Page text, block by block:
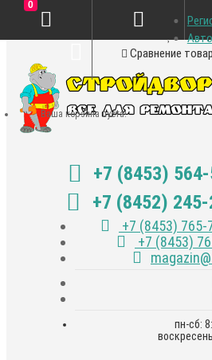
Сравнение
+7 (8453)
+7 (8452)
+7 (8453) 765-
+7 (8453)
пн-сб:
0
Ваша корзина пуста!